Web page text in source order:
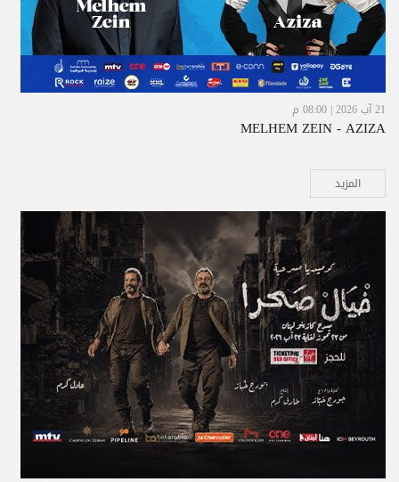
21 آب 2026 | 08:00 م
MELHEM ZEIN - AZIZA
المزيد